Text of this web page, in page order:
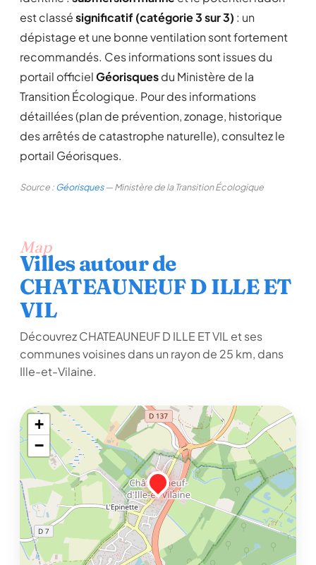
est classésignificatif (catégorie 3 sur 3) : un
dépistage et une bonne ventilation sont fortement
recommandés. Ces informations sont issues du
portail officielGéorisquesdu Ministère de la
Transition Écologique. Pour des informations
détaillées (plan de prévention, zonage, historique
des arrêtés de catastrophe naturelle), consultez le
portail Géorisques.
Source :Géorisques— Ministère de la Transition Écologique
Map
Villes autour de
CHATEAUNEUF D ILLE ET
VIL
Découvrez CHATEAUNEUF D ILLE ET VIL et ses
communes voisines dans un rayon de 25 km, dans
Ille-et-Vilaine.
+
−